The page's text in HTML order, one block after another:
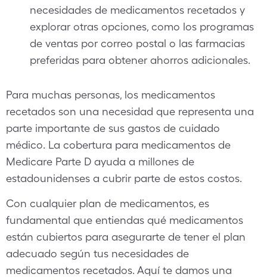
necesidades de medicamentos recetados y
explorar otras opciones, como los programas
de ventas por correo postal o las farmacias
preferidas para obtener ahorros adicionales.
Para muchas personas, los medicamentos
recetados son una necesidad que representa una
parte importante de sus gastos de cuidado
médico. La cobertura para medicamentos de
Medicare Parte D ayuda a millones de
estadounidenses a cubrir parte de estos costos.
Con cualquier plan de medicamentos, es
fundamental que entiendas qué medicamentos
están cubiertos para asegurarte de tener el plan
adecuado según tus necesidades de
medicamentos recetados. Aquí te damos una